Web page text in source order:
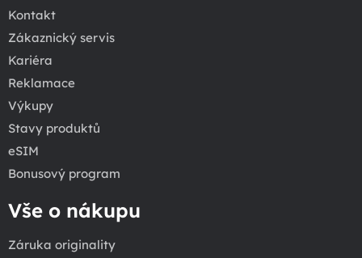
Kontakt
Zákaznický servis
Kariéra
Reklamace
Výkupy
Stavy produktů
eSIM
Bonusový program
Vše o nákupu
Záruka originality